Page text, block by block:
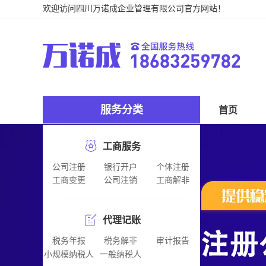
欢迎访问四川万诺成企业管理有限公司官方网站！
首页
服务分类
工商服务
公司注册 银行开户
个体注册
工商变更
公司注销 工商解非
代理记账
税务年报 税务解非
审计报告
小规模纳税人
一般纳税人